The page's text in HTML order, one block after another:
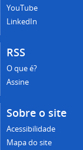
YouTube
LinkedIn
RSS
O que é?
Assine
Sobre o site
Acessibilidade
Mapa do site